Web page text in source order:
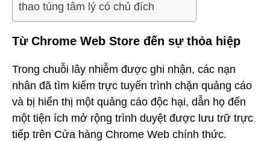
thao túng tâm lý có chủ đích
Từ Chrome Web Store đến sự thỏa hiệp
Trong chuỗi lây nhiễm được ghi nhận, các nạn
nhân đã tìm kiếm trực tuyến trình chặn quảng cáo
và bị hiển thị một quảng cáo độc hại, dẫn họ đến
một tiện ích mở rộng trình duyệt được lưu trữ trực
tiếp trên Cửa hàng Chrome Web chính thức.